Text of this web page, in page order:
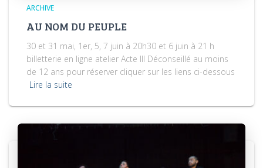
ARCHIVE
AU NOM DU PEUPLE
30 et 31 mai, 1er, 5, 7 juin à 20h30 et 6 juin à 21 h
billetterie en ligne atelier Acte III Déconseillé au moins
de 12 ans pour réserver cliquer sur les liens ci-dessous
Lire la suite